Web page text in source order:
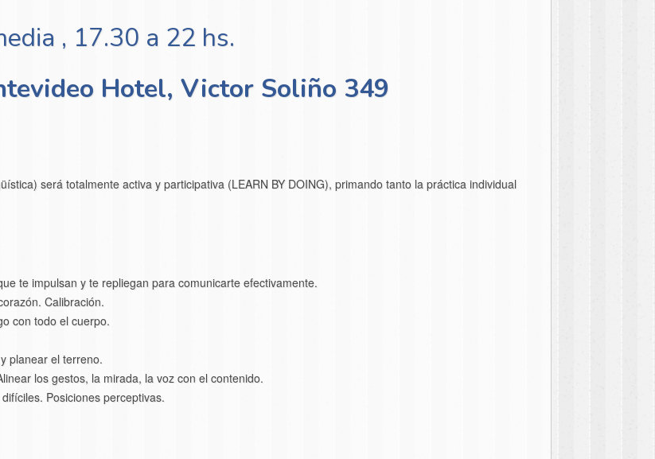
, 17.30 a 22 hs.
Hotel, Victor Soliño 349
será totalmente activa y participativa (LEARN BY DOING), primando tanto la práctica individual
te impulsan y te repliegan para comunicarte efectivamente.
Calibración.
con todo el cuerpo.
planear el terreno.
los gestos, la mirada, la voz con el contenido.
Posiciones perceptivas.